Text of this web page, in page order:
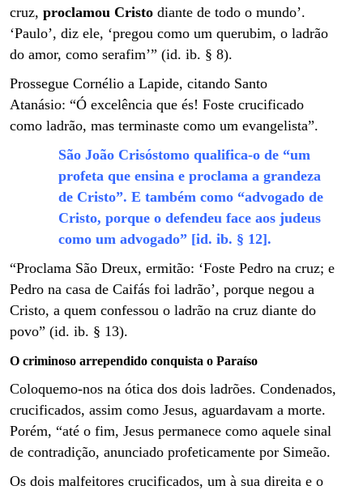
cruz, proclamou Cristo diante de todo o mundo’.
‘Paulo’, diz ele, ‘pregou como um querubim, o ladrão
do amor, como serafim’” (id. ib. § 8).
Prossegue Cornélio a Lapide, citando Santo
Atanásio: “Ó excelência que és! Foste crucificado
como ladrão, mas terminaste como um evangelista”.
São João Crisóstomo qualifica-o de “um
profeta que ensina e proclama a grandeza
de Cristo”. E também como “advogado de
Cristo, porque o defendeu face aos judeus
como um advogado” [id. ib. § 12].
“Proclama São Dreux, ermitão: ‘Foste Pedro na cruz; e
Pedro na casa de Caifás foi ladrão’, porque negou a
Cristo, a quem confessou o ladrão na cruz diante do
povo” (id. ib. § 13).
O criminoso arrependido conquista o Paraíso
Coloquemo-nos na ótica dos dois ladrões. Condenados,
crucificados, assim como Jesus, aguardavam a morte.
Porém, “até o fim, Jesus permanece como aquele sinal
de contradição, anunciado profeticamente por Simeão.
Os dois malfeitores crucificados, um à sua direita e o